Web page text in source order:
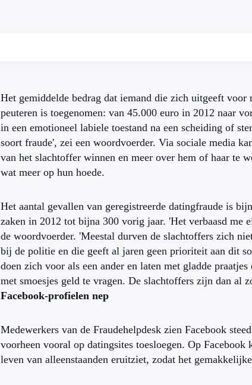
Het gemiddelde bedrag dat iemand die zich uitgeeft
peuteren is toegenomen: van 45.000 euro in 2012 naar
in een emotioneel labiele toestand na een scheiding of
soort fraude', zei een woordvoerder. Via sociale media
van het slachtoffer winnen en meer over hem of haar te
wat meer op hun hoede.
Het aantal gevallen van geregistreerde datingfraude is
zaken in 2012 tot bijna 300 vorig jaar. 'Het verbaasd me
de woordvoerder. 'Meestal durven de slachtoffers zich
bij de politie en die geeft al jaren geen prioriteit aan dit
doen zich voor als een ander en laten met gladde
met smoesjes geld te vragen. De slachtoffers zijn dan al
Facebook-profielen nep
Medewerkers van de Fraudehelpdesk zien Facebook
voorheen vooral op datingsites toesloegen. Op Facebook
leven van alleenstaanden eruitziet, zodat het